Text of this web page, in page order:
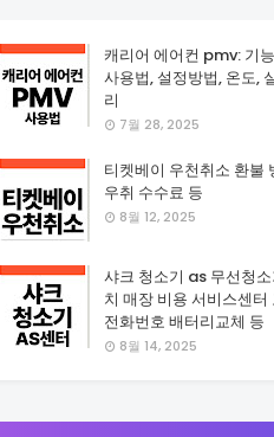
캐리어 에어컨 pmv: 기
사용법, 설정방법, 온도,
리
7월 28, 2025
티켓베이 우천취소 환불
우취 수수료 등
8월 12, 2025
샤크 청소기 as 무선청소
치 매장 비용 서비스센터
전화번호 배터리교체 등
8월 14, 2025